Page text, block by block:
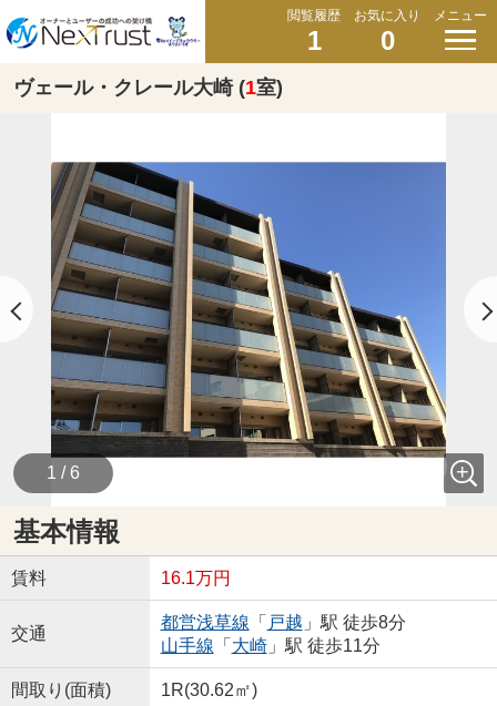
閲覧履歴
1
お気に入り
0
メニュー
ヴェール・クレール大崎 (1室)
1 / 6
基本情報
賃料 16.1万円
交通
都営浅草線 「 戸越 」駅 徒歩8分
山手線 「 大崎」駅 徒歩11分
間取り(面積) 1R(30.62㎡)